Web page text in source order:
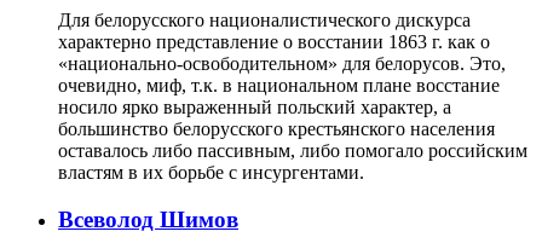
Для белорусского националистического дискурса
характерно представление о восстании 1863 г. как о
«национально-освободительном» для белорусов. Это,
очевидно, миф, т.к. в национальном плане восстание
носило ярко выраженный польский характер, а
большинство белорусского крестьянского населения
оставалось либо пассивным, либо помогало российским
властям в их борьбе с инсургентами.
Всеволод Шимов